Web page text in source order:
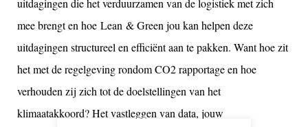
uitdagingen die het verduurzamen van de logistiek met zich
mee brengt en hoe Lean & Green jou kan helpen deze
uitdagingen structureel en efficiënt aan te pakken. Want hoe zit
het met de regelgeving rondom CO2 rapportage en hoe
verhouden zij zich tot de doelstellingen van het
klimaatakkoord? Het vastleggen van data, jouw